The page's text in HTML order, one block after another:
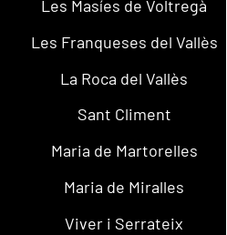
Les Masíes de Voltregà
Les Franqueses del Vallès
La Roca del Vallès
Sant Climent
Maria de Martorelles
Maria de Miralles
Viver i Serrateix